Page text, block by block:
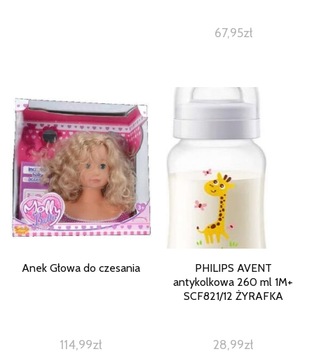
67,95zł
Anek Głowa do czesania
114,99zł
PHILIPS AVENT
antykolkowa 260 ml 1M+
SCF821/12 ŻYRAFKA
28,99zł